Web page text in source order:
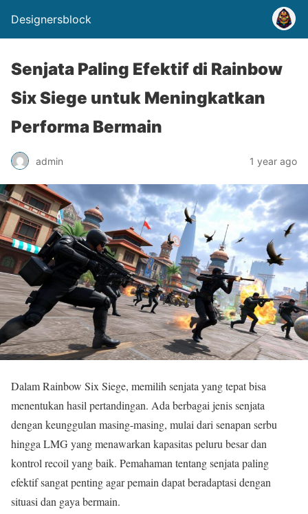
Designersblock
Senjata Paling Efektif di Rainbow
Six Siege untuk Meningkatkan
Performa Bermain
admin 1 year ago
Dalam Rainbow Six Siege, memilih senjata yang tepat bisa
menentukan hasil pertandingan. Ada berbagai jenis senjata
dengan keunggulan masing-masing, mulai dari senapan serbu
hingga LMG yang menawarkan kapasitas peluru besar dan
kontrol recoil yang baik. Pemahaman tentang senjata paling
efektif sangat penting agar pemain dapat beradaptasi dengan
situasi dan gaya bermain.